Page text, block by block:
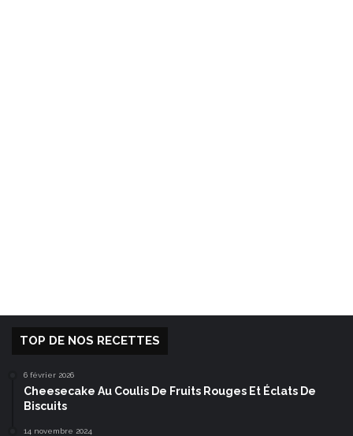
TOP DE NOS RECETTES
6 février 2026
Cheesecake Au Coulis De Fruits Rouges Et Éclats De
Biscuits
14 novembre 2024